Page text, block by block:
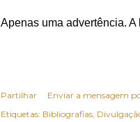
Apenas uma advertência.
Partilhar
Enviar a mensagem
Etiquetas: Bibliografias